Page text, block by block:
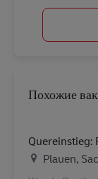
Похожие
Quereinstieg:
Plauen,